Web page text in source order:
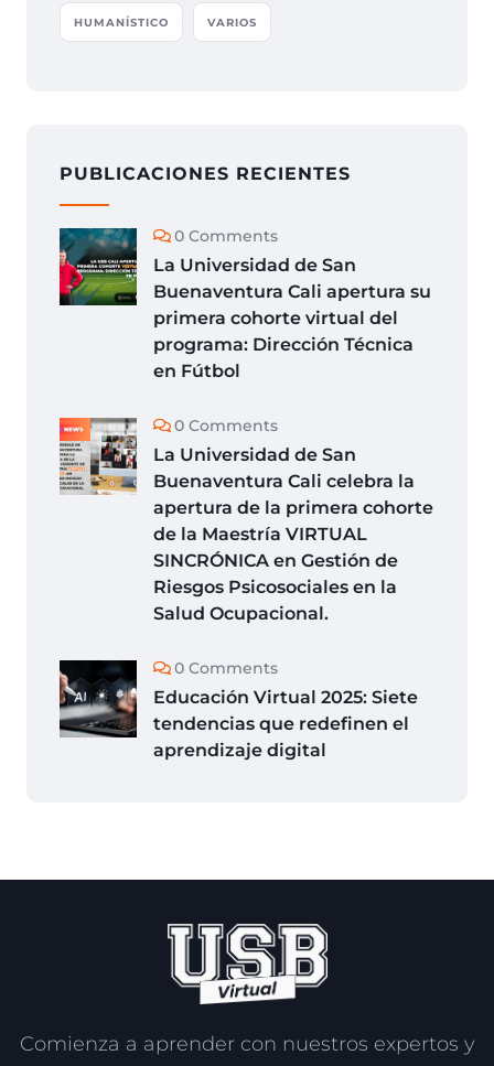
HUMANÍSTICO VARIOS
PUBLICACIONES RECIENTES
0 Comments
La Universidad de San
Buenaventura Cali apertura su
primera cohorte virtual del
programa: Dirección Técnica
en Fútbol
0 Comments
La Universidad de San
Buenaventura Cali celebra la
apertura de la primera cohorte
de la Maestría VIRTUAL
SINCRÓNICA en Gestión de
Riesgos Psicosociales en la
Salud Ocupacional.
0 Comments
Educación Virtual 2025: Siete
tendencias que redefinen el
aprendizaje digital
Comienza a aprender con nuestros expertos y